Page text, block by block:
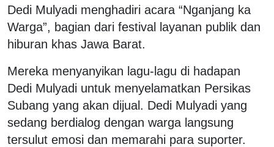
Dedi Mulyadi menghadiri acara “Nganjang ka
Warga”, bagian dari festival layanan publik dan
hiburan khas Jawa Barat.
Mereka menyanyikan lagu-lagu di hadapan
Dedi Mulyadi untuk menyelamatkan Persikas
Subang yang akan dijual. Dedi Mulyadi yang
sedang berdialog dengan warga langsung
tersulut emosi dan memarahi para suporter.